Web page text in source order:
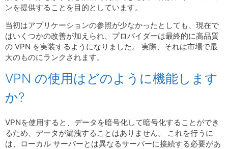
ンを提供することを目的としています。
当初はアプリケーションの参照が少なかったとしても、現在で
はいくつかの改善が加えられ、プロバイダーは最終的に高品質
の VPN を実装するようになりました。 実際、それは市場で最
大のものにランクされます。
VPN の使用はどのように機能します
か?
VPNを使用すると、データを暗号化して暗号化することができ
るため、データが漏洩することはありません。 これを行うに
は、ローカル サーバーとは異なるサーバーに接続する必要があ